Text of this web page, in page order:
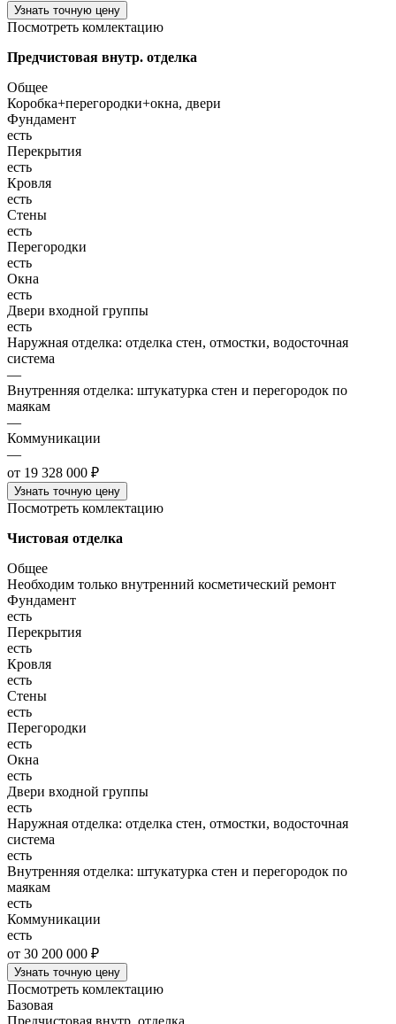
Узнать точную цену
Посмотреть комлектацию
Предчистовая внутр. отделка
Общее
Коробка+перегородки+окна, двери
Фундамент
есть
Перекрытия
есть
Кровля
есть
Стены
есть
Перегородки
есть
Окна
есть
Двери входной группы
есть
Наружная отделка: отделка стен, отмостки, водосточная
система
—
Внутренняя отделка: штукатурка стен и перегородок по
маякам
—
Коммуникации
—
от 19 328 000 ₽
Узнать точную цену
Посмотреть комлектацию
Чистовая отделка
Общее
Необходим только внутренний косметический ремонт
Фундамент
есть
Перекрытия
есть
Кровля
есть
Стены
есть
Перегородки
есть
Окна
есть
Двери входной группы
есть
Наружная отделка: отделка стен, отмостки, водосточная
система
есть
Внутренняя отделка: штукатурка стен и перегородок по
маякам
есть
Коммуникации
есть
от 30 200 000 ₽
Узнать точную цену
Посмотреть комлектацию
Базовая
Предчистовая внутр. отделка